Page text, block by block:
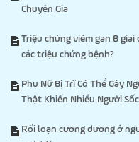
Chuyên Gia
Triệu chứng viêm gan B
các triệu chứng bệnh?
Phụ Nữ Bị Trĩ Có Thể Gây
Thật Khiến Nhiều Người Sốc
Rối loạn cương dương ở